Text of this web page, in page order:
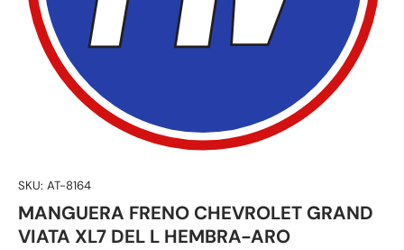
SKU: AT-8164
MANGUERA FRENO CHEVROLET GRAND
VIATA XL7 DEL L HEMBRA-ARO